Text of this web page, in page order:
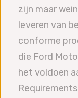
zijn maar
leveren van
conforme
die Ford
het voldoen